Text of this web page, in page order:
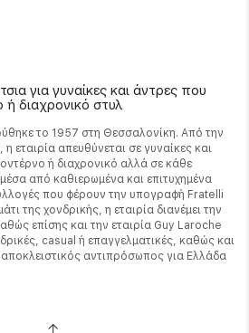
για γυναίκες και άντρες που
ή διαχρονικό στυλ
το 1957 στη Θεσσαλονίκη. Από την
εταιρία απευθύνεται σε γυναίκες και
ή διαχρονικό αλλά σε κάθε
από καθιερωμένα και επιτυχημένα
που φέρουν την υπογραφή Fratelli
της χονδρικής, η εταιρία διανέμει την
επίσης και την εταιρία Guy Laroche
casual ή επαγγελματικές, καθώς και
αποκλειστικός αντιπρόσωπος για Ελλάδα